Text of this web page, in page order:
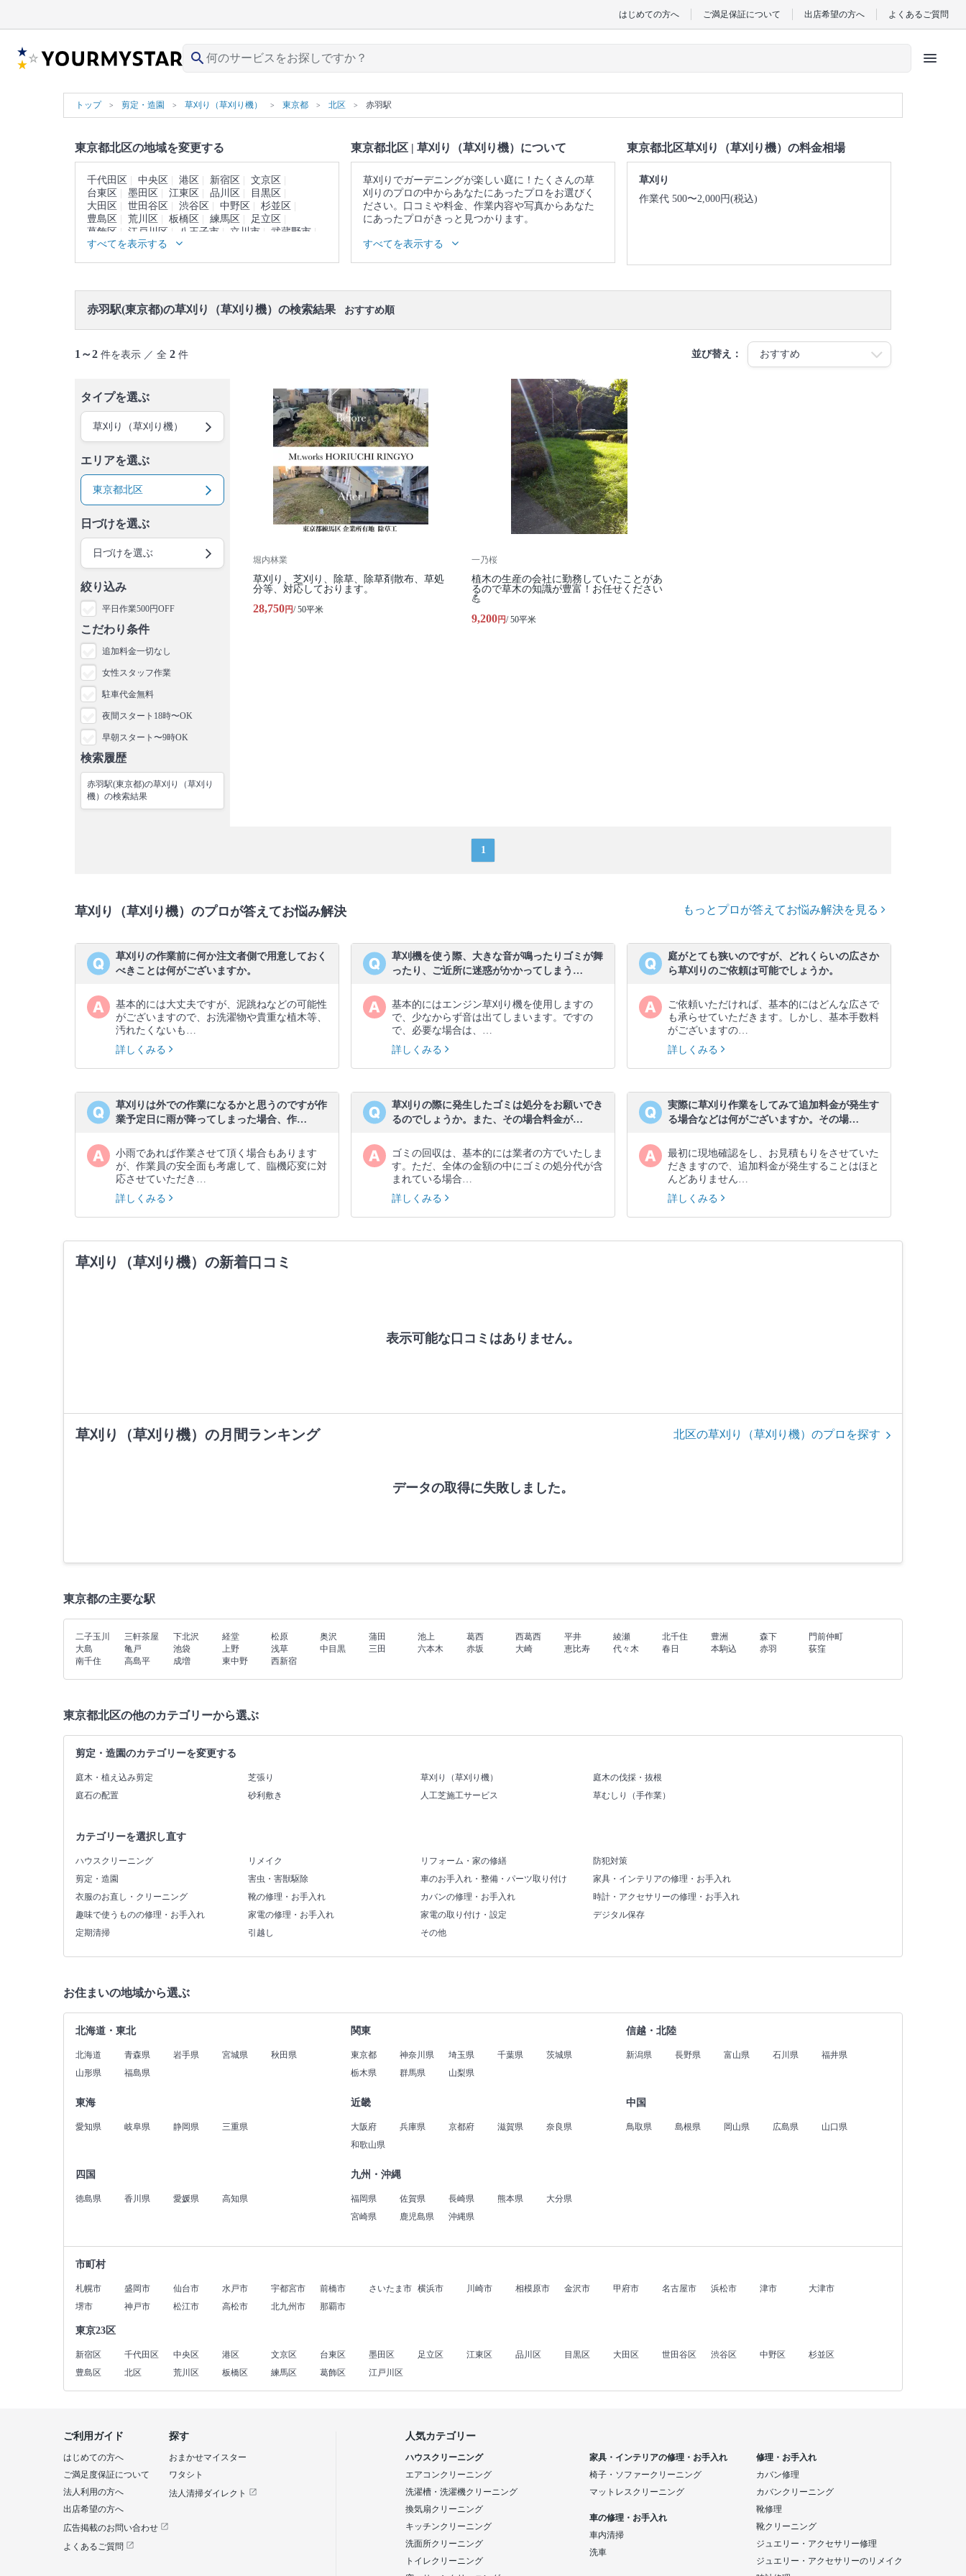
はじめての方へ ご満足保証について 出店希望の方へ よくあるご質問
search menu
トップ 剪定・造園 草刈り（草刈り機） 東京都 北区 赤羽駅
東京都北区の地域を変更する
千代田区 中央区 港区 新宿区
文京区
台東区
墨田区 江東区 品川区
目黒区
大田区
世田谷区 渋谷区 中野区
杉並区
豊島区
荒川区 板橋区 練馬区
足立区
葛飾区
江戸川区 八王子市 立川市
武蔵野市
三鷹市
青梅市 府中市
西多摩郡
大島町 利島村 新島村
神津島村
すべてを表示する
東京都北区 | 草刈り（草刈り機）について
草刈りでガーデニングが楽しい庭に！たくさんの草
刈りのプロの中からあなたにあったプロをお選びく
ださい。口コミや料金、作業内容や写真からあなた
にあったプロがきっと見つかります。
▼表示価格に含まれる草刈り（草刈り機）の作業範
囲
※本ページでは一部プロモーションを含む場合があ
ります。
すべてを表示する
東京都北区草刈り（草刈り機）の料金相場
草刈り
作業代 500〜2,000円(税込)
赤羽駅(東京都)の草刈り（草刈り機）の検索結果 おすすめ順
1～2 件を表示 ／ 全 2 件 並び替え：
タイプを選ぶ
草刈り（草刈り機）
エリアを選ぶ
東京都北区
日づけを選ぶ
日づけを選ぶ
絞り込み
平日作業500円OFF
こだわり条件
追加料金一切なし
女性スタッフ作業
駐車代金無料
夜間スタート18時〜OK
早朝スタート〜9時OK
検索履歴
赤羽駅(東京都)の草刈り（草刈り
機）の検索結果
堀内林業
草刈り、芝刈り、除草、除草剤散布、草処
分等、対応しております。
28,750円/ 50平米
一乃桜
植木の生産の会社に勤務していたことがあ
るので草木の知識が豊富！お任せください
💪
9,200円/ 50平米
1
草刈り（草刈り機）のプロが答えてお悩み解決 もっとプロが答えてお悩み解決を見る
草刈りの作業前に何か注文者側で用意しておく
べきことは何がございますか。
基本的には大丈夫ですが、泥跳ねなどの可能性
がございますので、お洗濯物や貴重な植木等、
汚れたくないも…
詳しくみる
草刈機を使う際、大きな音が鳴ったりゴミが舞
ったり、ご近所に迷惑がかかってしまう…
基本的にはエンジン草刈り機を使用しますの
で、少なからず音は出てしまいます。ですの
で、必要な場合は、…
詳しくみる
庭がとても狭いのですが、どれくらいの広さか
ら草刈りのご依頼は可能でしょうか。
ご依頼いただければ、基本的にはどんな広さで
も承らせていただきます。しかし、基本手数料
がございますの…
詳しくみる
草刈りは外での作業になるかと思うのですが作
業予定日に雨が降ってしまった場合、作…
小雨であれば作業させて頂く場合もあります
が、作業員の安全面も考慮して、臨機応変に対
応させていただき…
詳しくみる
草刈りの際に発生したゴミは処分をお願いでき
るのでしょうか。また、その場合料金が…
ゴミの回収は、基本的には業者の方でいたしま
す。ただ、全体の金額の中にゴミの処分代が含
まれている場合…
詳しくみる
実際に草刈り作業をしてみて追加料金が発生す
る場合などは何がございますか。その場…
最初に現地確認をし、お見積もりをさせていた
だきますので、追加料金が発生することはほと
んどありません…
詳しくみる
草刈り（草刈り機）の新着口コミ
表示可能な口コミはありません。
草刈り（草刈り機）の月間ランキング 北区の草刈り（草刈り機）のプロを探す
データの取得に失敗しました。
東京都の主要な駅
二子玉川 三軒茶屋 下北沢 経堂 松原 奥沢 蒲田 池上 葛西 西葛西 平井 綾瀬 北千住 豊洲 森下
門前仲町
大島
亀戸 池袋 上野 浅草 中目黒 三田 六本木 赤坂 大崎 恵比寿 代々木 春日 本駒込 赤羽
荻窪
南千住
高島平 成増 東中野 西新宿
東京都北区の他のカテゴリーから選ぶ
剪定・造園のカテゴリーを変更する
庭木・植え込み剪定 芝張り 草刈り（草刈り機）
庭木の伐採・抜根
庭石の配置
砂利敷き 人工芝施工サービス 草むしり（手作業）
カテゴリーを選択し直す
ハウスクリーニング リメイク リフォーム・家の修繕
防犯対策
剪定・造園
害虫・害獣駆除 車のお手入れ・整備・パーツ取り付け
家具・インテリアの修理・お手入れ
衣服のお直し・クリーニング
靴の修理・お手入れ カバンの修理・お手入れ
時計・アクセサリーの修理・お手入れ
趣味で使うものの修理・お手入れ
家電の修理・お手入れ 家電の取り付け・設定
デジタル保存
定期清掃
引越し その他
お住まいの地域から選ぶ
北海道・東北
北海道 青森県 岩手県 宮城県
秋田県
山形県
福島県
関東
東京都 神奈川県 埼玉県 千葉県
茨城県
栃木県
群馬県 山梨県
信越・北陸
新潟県 長野県 富山県 石川県 福井県
東海
愛知県 岐阜県 静岡県 三重県
近畿
大阪府 兵庫県 京都府 滋賀県
奈良県
和歌山県
中国
鳥取県 島根県 岡山県 広島県 山口県
四国
徳島県 香川県 愛媛県 高知県
九州・沖縄
福岡県 佐賀県 長崎県 熊本県
大分県
宮崎県
鹿児島県 沖縄県
市町村
札幌市 盛岡市 仙台市 水戸市 宇都宮市 前橋市 さいたま市 横浜市 川崎市 相模原市 金沢市 甲府市 名古屋市 浜松市 津市
大津市
堺市
神戸市 松江市 高松市 北九州市 那覇市
東京23区
新宿区 千代田区 中央区 港区 文京区 台東区 墨田区 足立区 江東区 品川区 目黒区 大田区 世田谷区 渋谷区 中野区
杉並区
豊島区
北区 荒川区 板橋区 練馬区 葛飾区 江戸川区
探す
おまかせマイスター
ワタシト
法人清掃ダイレクト
ご利用ガイド
はじめての方へ
ご満足度保証について
法人利用の方へ
出店希望の方へ
広告掲載のお問い合わせ
よくあるご質問
人気カテゴリー
ハウスクリーニング
エアコンクリーニング
洗濯槽・洗濯機クリーニング
換気扇クリーニング
キッチンクリーニング
洗面所クリーニング
トイレクリーニング
家具・インテリアの修理・お手入れ
椅子・ソファークリーニング
マットレスクリーニング
車の修理・お手入れ
車内清掃
洗車
修理・お手入れ
カバン修理
カバンクリーニング
靴修理
靴クリーニング
ジュエリー・アクセサリー修理
ジュエリー・アクセサリーのリメイク